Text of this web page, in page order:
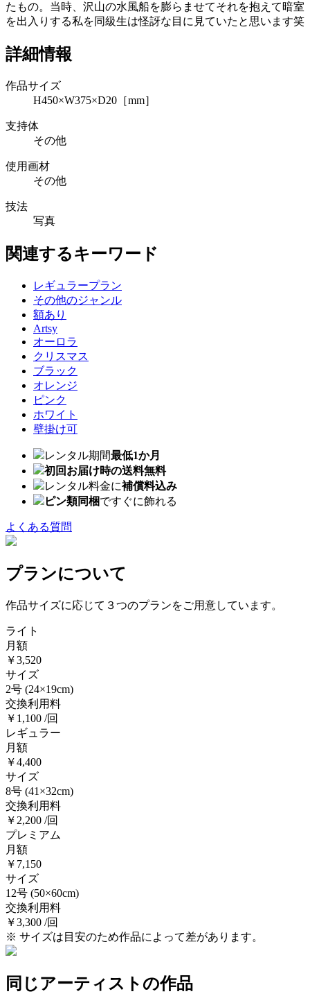
たもの。当時、沢山の水風船を膨らませてそれを抱えて暗室
を出入りする私を同級生は怪訝な目に見ていたと思います笑
詳細情報
作品サイズ
H450×W375×D20［mm］
支持体
その他
使用画材
その他
技法
写真
関連するキーワード
レギュラープラン
その他のジャンル
額あり
Artsy
オーロラ
クリスマス
ブラック
オレンジ
ピンク
ホワイト
壁掛け可
レンタル期間最低1か月
初回お届け時の送料無料
レンタル料金に補償料込み
ピン類同梱ですぐに飾れる
よくある質問
プランについて
作品サイズに応じて３つのプランをご用意しています。
ライト
月額
￥3,520
サイズ
2号 (24×19cm)
交換利用料
￥1,100 /回
レギュラー
月額
￥4,400
サイズ
8号 (41×32cm)
交換利用料
￥2,200 /回
プレミアム
月額
￥7,150
サイズ
12号 (50×60cm)
交換利用料
￥3,300 /回
※ サイズは目安のため作品によって差があります。
同じアーティストの作品